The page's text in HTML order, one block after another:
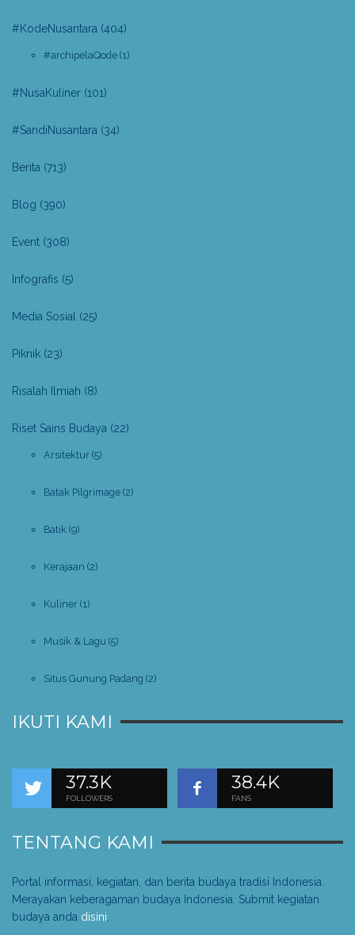
#KodeNusantara (404)
#archipelaQode (1)
#NusaKuliner (101)
#SandiNusantara (34)
Berita (713)
Blog (390)
Event (308)
Infografis (5)
Media Sosial (25)
Piknik (23)
Risalah Ilmiah (8)
Riset Sains Budaya (22)
Arsitektur (5)
Batak Pilgrimage (2)
Batik (9)
Kerajaan (2)
Kuliner (1)
Musik & Lagu (5)
Situs Gunung Padang (2)
IKUTI KAMI
37.3K
FOLLOWERS
38.4K
FANS
TENTANG KAMI
Portal informasi, kegiatan, dan berita budaya tradisi Indonesia.
Merayakan keberagaman budaya Indonesia. Submit kegiatan
budaya anda disini